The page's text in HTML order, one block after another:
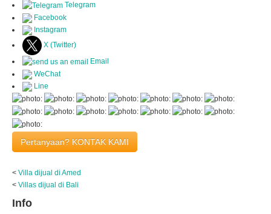
Telegram
Facebook
Instagram
X (Twitter)
Email
WeChat
Line
Pertanyaan? KONTAK KAMI
< Villa dijual di Amed
< Villas dijual di Bali
Info